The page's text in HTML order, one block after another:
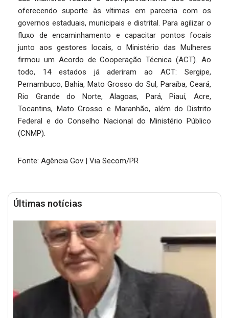
oferecendo suporte às vítimas em parceria com os
governos estaduais, municipais e distrital. Para agilizar o
fluxo de encaminhamento e capacitar pontos focais
junto aos gestores locais, o Ministério das Mulheres
firmou um Acordo de Cooperação Técnica (ACT). Ao
todo, 14 estados já aderiram ao ACT: Sergipe,
Pernambuco, Bahia, Mato Grosso do Sul, Paraíba, Ceará,
Rio Grande do Norte, Alagoas, Pará, Piauí, Acre,
Tocantins, Mato Grosso e Maranhão, além do Distrito
Federal e do Conselho Nacional do Ministério Público
(CNMP).
Fonte: Agência Gov | Via Secom/PR
Últimas notícias